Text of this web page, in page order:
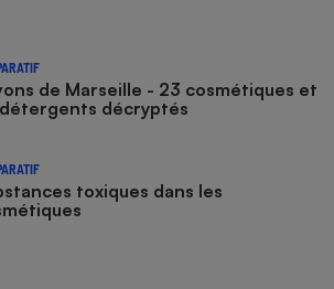
de Marseille - 23 cosmétiques et
décryptés
toxiques dans les